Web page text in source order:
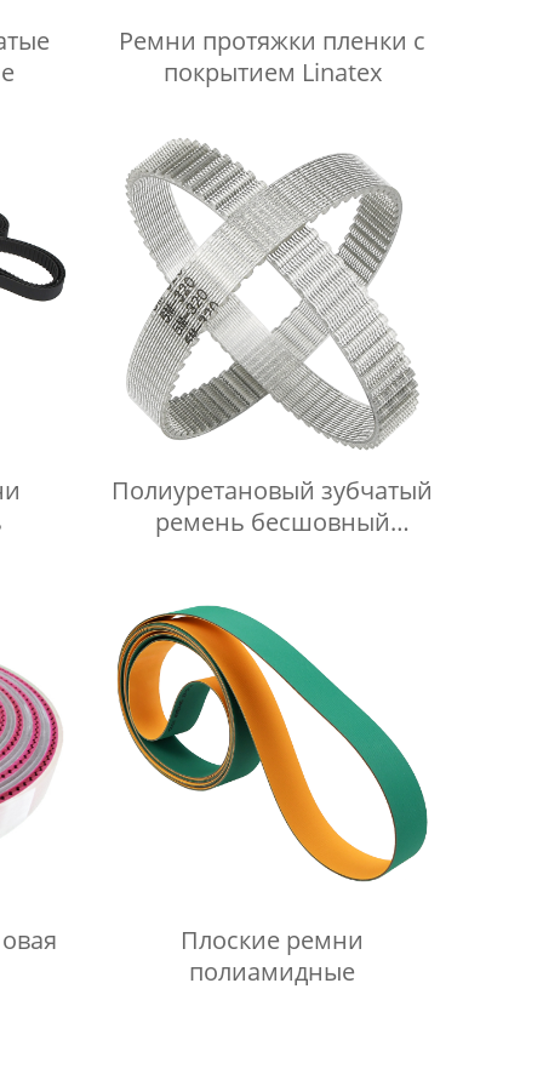
Ремни протяжки пленки с
покрытием Linatex
Полиуретановый зубчатый
ремень бесшовный
Плоские ремни
полиамидные